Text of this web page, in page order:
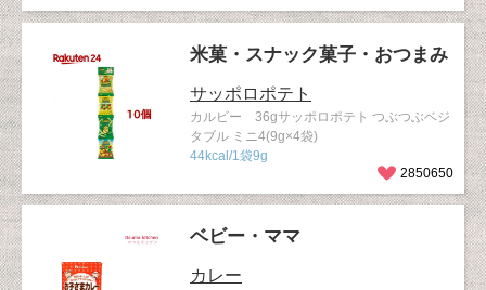
米菓・スナック菓子・おつまみ
サッポロポテト
カルビー 36gサッポロポテト つぶつぶベジ
タブル ミニ4(9g×4袋)
44kcal/1袋9g
2850650
ベビー・ママ
カレー